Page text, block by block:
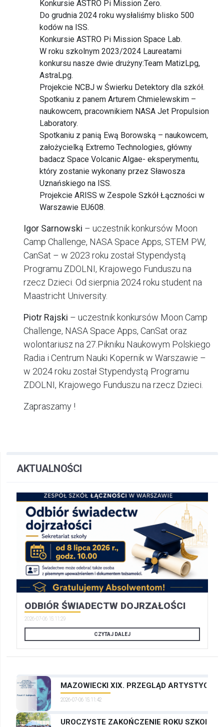
Konkursie ASTRO Pi Mission Zero.
Do grudnia 2024 roku wysłaliśmy blisko 500
kodów na ISS.
Konkursie ASTRO Pi Mission Space Lab.
W roku szkolnym 2023/2024 Laureatami
konkursu nasze dwie drużyny:Team MatizLpg,
AstraLpg.
Projekcie NCBJ w Świerku Detektory dla szkół.
Spotkaniu z panem Arturem Chmielewskim –
naukowcem, pracownikiem NASA Jet Propulsion
Laboratory.
Spotkaniu z panią Ewą Borowską – naukowcem,
założycielką Extremo Technologies, główny
badacz Space Volcanic Algae- eksperymentu,
który zostanie wykonany przez Sławosza
Uznańskiego na ISS.
Projekcie ARISS w Zespole Szkół Łączności w
Warszawie EU608.
Igor Sarnowski – uczestnik konkursów Moon
Camp Challenge, NASA Space Apps, STEM PW,
CanSat – w 2023 roku został Stypendystą
Programu ZDOLNI, Krajowego Funduszu na
rzecz Dzieci. Od sierpnia 2024 roku student na
Maastricht University.
Piotr Rajski – uczestnik konkursów Moon Camp
Challenge, NASA Space Apps, CanSat oraz
wolontariusz na 27.Pikniku Naukowym Polskiego
Radia i Centrum Nauki Kopernik w Warszawie –
w 2024 roku został Stypendystą Programu
ZDOLNI, Krajowego Funduszu na rzecz Dzieci.
Zapraszamy !
AKTUALNOŚCI
ODBIÓR ŚWIADECTW DOJRZAŁOŚCI
2026-07-06 15:11:29
CZYTAJ DALEJ
MAZOWIECKI XIX. PRZEGLĄD
2026-07-06 15:11:42
UROCZYSTE ZAKOŃCZENIE ROKU